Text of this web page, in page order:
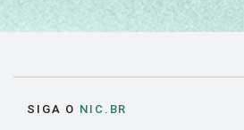
SIGA O NIC.BR